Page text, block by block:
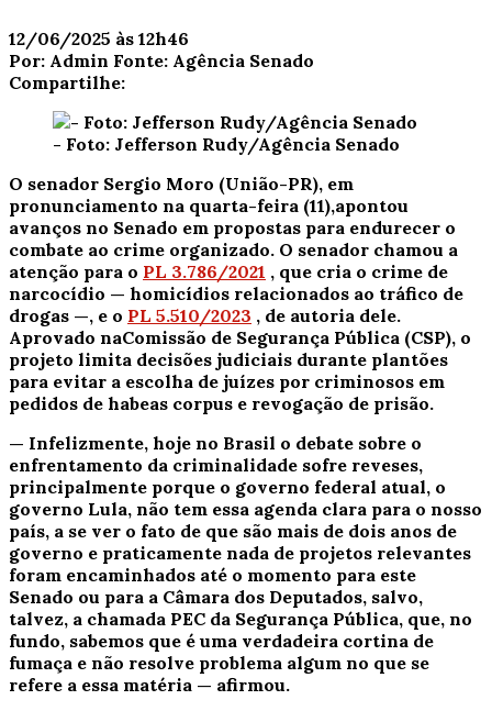
12/06/2025 às 12h46
Por: Admin Fonte: Agência Senado
Compartilhe:
- Foto: Jefferson Rudy/Agência Senado
O senador Sergio Moro (União-PR), em
pronunciamento na quarta-feira (11),apontou
avanços no Senado em propostas para endurecer o
combate ao crime organizado. O senador chamou a
atenção para o PL 3.786/2021 , que cria o crime de
narcocídio — homicídios relacionados ao tráfico de
drogas —, e o PL 5.510/2023 , de autoria dele.
Aprovado naComissão de Segurança Pública (CSP), o
projeto limita decisões judiciais durante plantões
para evitar a escolha de juízes por criminosos em
pedidos de habeas corpus e revogação de prisão.
— Infelizmente, hoje no Brasil o debate sobre o
enfrentamento da criminalidade sofre reveses,
principalmente porque o governo federal atual, o
governo Lula, não tem essa agenda clara para o nosso
país, a se ver o fato de que são mais de dois anos de
governo e praticamente nada de projetos relevantes
foram encaminhados até o momento para este
Senado ou para a Câmara dos Deputados, salvo,
talvez, a chamada PEC da Segurança Pública, que, no
fundo, sabemos que é uma verdadeira cortina de
fumaça e não resolve problema algum no que se
refere a essa matéria — afirmou.